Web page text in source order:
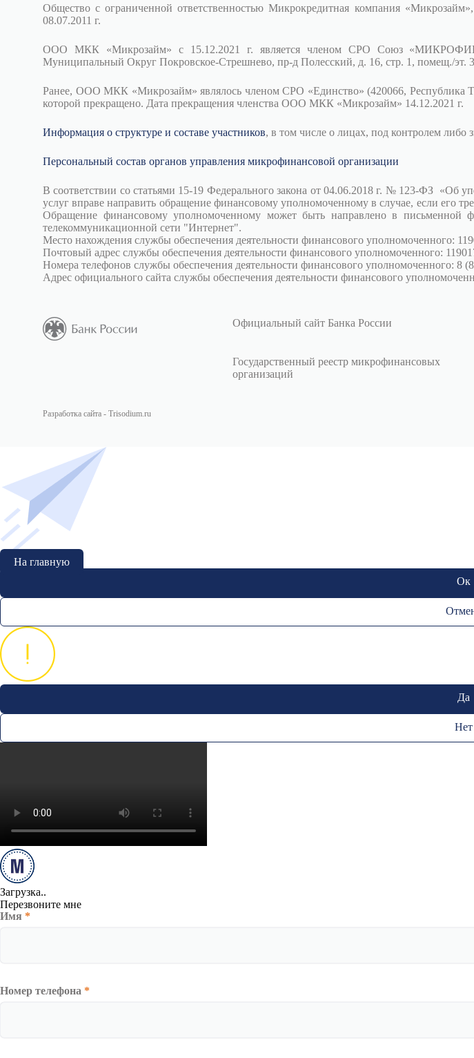
Общество с ограниченной ответственностью Микрокредитная компания
08.07.2011 г.
ООО МКК «Микрозайм» с 15.12.2021 г. является членом СРО Союз
Муниципальный Округ Покровское-Стрешнево, пр-д Полесский, д. 16, стр. 1, помещ./
Ранее, ООО МКК «Микрозайм» являлось членом СРО «Единство» (420066, Республика
которой прекращено. Дата прекращения членства ООО МКК «Микрозайм» 14.12.2021 г.
Информация о структуре и составе участников, в том числе о лицах, под контролем
Персональный состав органов управления микрофинансовой организации
В соответствии со статьями 15-19 Федерального закона от 04.06.2018 г. № 123-ФЗ «Об
услуг вправе направить обращение финансовому уполномоченному в случае, если его
Обращение финансовому уполномоченному может быть направлено в письменной
телекоммуникационной сети "Интернет".
Место нахождения службы обеспечения деятельности финансового уполномоченного:
Почтовый адрес службы обеспечения деятельности финансового уполномоченного:
Номера телефонов службы обеспечения деятельности финансового уполномоченного: 8
Адрес официального сайта службы обеспечения деятельности финансового
Официальный сайт Банка России
Государственный реестр микрофинансовых
организаций
Разработка сайта - Trisodium.ru
На главную
Ок
Да
Нет
Загрузка..
Перезвоните мне
Имя *
Номер телефона *